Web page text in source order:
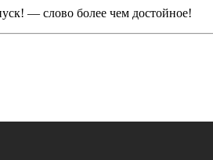
— слово более чем достойное!